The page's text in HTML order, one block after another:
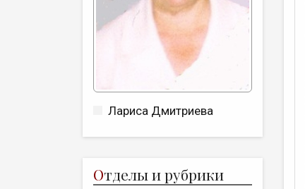
Лариса Дмитриева
Отделы и рубрики